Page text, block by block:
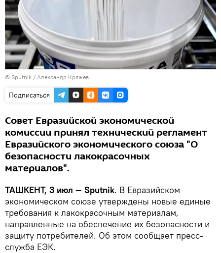
© Sputnik / Александр Кряжев
Подписаться
Совет Евразийской экономической
комиссии принял технический регламент
Евразийского экономического союза "О
безопасности лакокрасочных
материалов".
ТАШКЕНТ, 3 июл — Sputnik. В Евразийском
экономическом союзе утверждены новые единые
требования к лакокрасочным материалам,
направленные на обеспечение их безопасности и
защиту потребителей. Об этом сообщает пресс-
служба ЕЭК.